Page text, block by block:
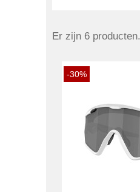
Er zijn 6 producten.
-30%